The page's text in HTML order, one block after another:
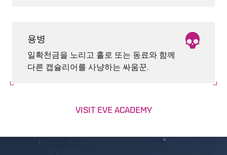
용병
일확천금을 노리고 홀로 또는 동료와 함께
다른 캡슐리어를 사냥하는 싸움꾼.
VISIT EVE ACADEMY